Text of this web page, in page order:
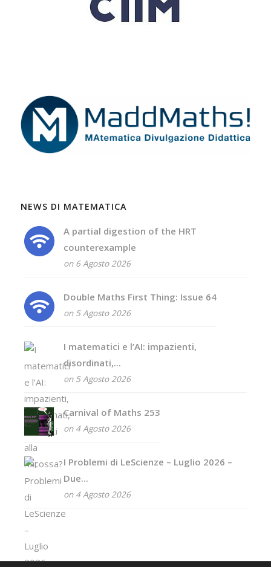
NEWS DI MATEMATICA
A partial digestion of the HRT
counterexample
on 6 Agosto 2026
Double Maths First Thing: Issue 64
on 5 Agosto 2026
I matematici e l’AI: impazienti,
disordinati,...
on 5 Agosto 2026
Carnival of Maths 253
on 4 Agosto 2026
I Problemi di LeScienze – Luglio 2026 –
Due...
on 4 Agosto 2026